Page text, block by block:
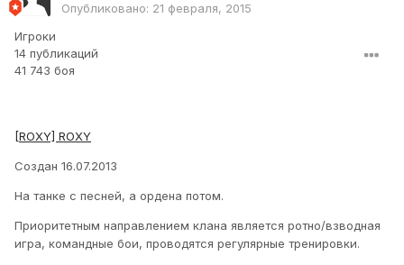
Опубликовано: 21 февраля, 2015
Игроки
14 публикаций
41 743 боя
[ROXY] ROXY
Создан 16.07.2013
На танке с песней, а ордена потом.
Приоритетным направлением клана является ротно/взводная
игра, командные бои, проводятся регулярные тренировки.